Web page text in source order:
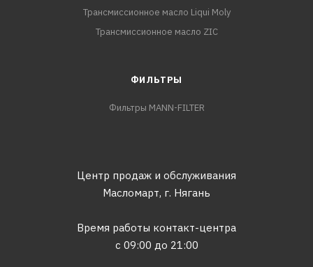
Трансмиссионное масло Liqui Moly
Трансмиссионное масло ZIC
ФИЛЬТРЫ
Фильтры MANN-FILTER
Центр продаж и обслуживания
Масломарт, г. Нягань
Время работы контакт-центра
с 09:00 до 21:00